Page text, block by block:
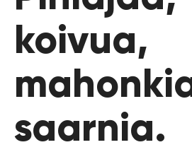
koivua,
saarnia.